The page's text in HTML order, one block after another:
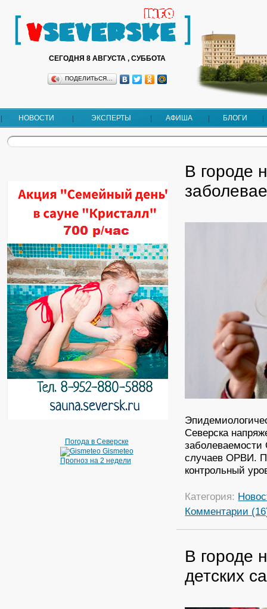
СЕГОДНЯ 8 АВГУСТА , СУББОТА
ПОДЕЛИТЬСЯ…
НОВОСТИ ЭКСПЕРТЫ АФИША БЛОГИ
Погода в Северске
Gismeteo
Прогноз на 2 недели
В городе
Северска
случаев ОРВИ.
контрольный
Категория:
Комментарии
В городе
детских